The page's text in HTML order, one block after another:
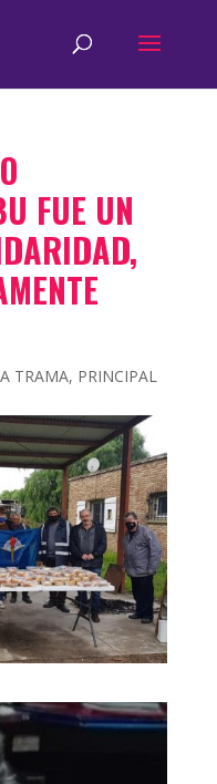
FUE UN
TRAMA, PRINCIPAL